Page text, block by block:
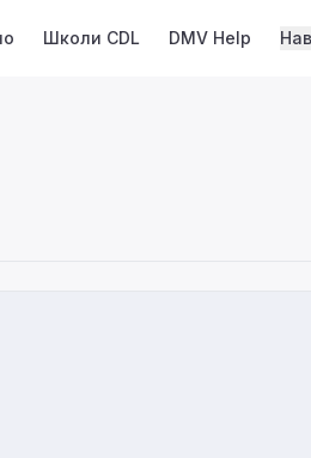
Школи CDL DMV Help